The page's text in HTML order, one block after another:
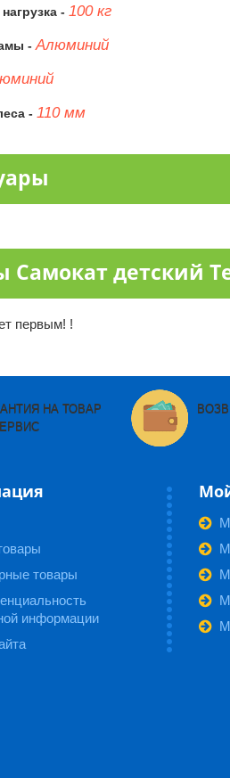
- 100 кг
- Алюминий
- 110 мм
детский
первым! !
НА ТОВАР
товары
информации